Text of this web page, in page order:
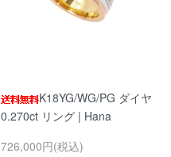
K18YG/WG/PG ダイヤ
0.270ct リング | Hana
726,000円(税込)